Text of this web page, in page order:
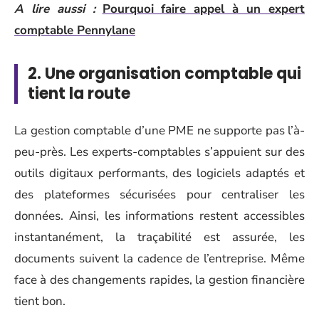
A lire aussi : Pourquoi faire appel à un expert
comptable Pennylane
2. Une organisation comptable qui
tient la route
La gestion comptable d’une PME ne supporte pas l’à-
peu-près. Les experts-comptables s’appuient sur des
outils digitaux performants, des logiciels adaptés et
des plateformes sécurisées pour centraliser les
données. Ainsi, les informations restent accessibles
instantanément, la traçabilité est assurée, les
documents suivent la cadence de l’entreprise. Même
face à des changements rapides, la gestion financière
tient bon.